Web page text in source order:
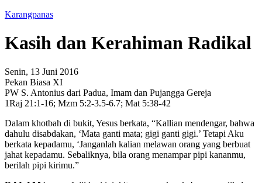
Karangpanas
Kasih dan Kerahiman Radikal
Senin, 13 Juni 2016
Pekan Biasa XI
PW S. Antonius dari Padua, Imam dan Pujangga Gereja
1Raj 21:1-16; Mzm 5:2-3.5-6.7; Mat 5:38-42
Dalam khotbah di bukit, Yesus berkata, “Kallian mendengar, bahwa
dahulu disabdakan, ‘Mata ganti mata; gigi ganti gigi.’ Tetapi Aku
berkata kepadamu, ‘Janganlah kalian melawan orang yang berbuat
jahat kepadamu. Sebaliknya, bila orang menampar pipi kananmu,
berilah pipi kirimu.”